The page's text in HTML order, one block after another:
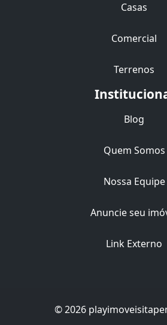
Casas
Comercial
Terrenos
Blog
Quem Somos
Nossa Equipe
Anuncie seu
Link Externo
© 2026